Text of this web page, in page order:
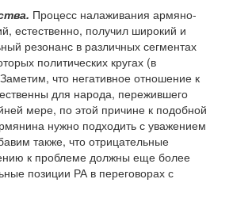
Процесс налаживания армяно-
естественно, получил широкий и
резонанс в различных сегментах
политических кругах (в
что негативное отношение к
для народа, пережившего
мере, по этой причине к подобной
нужно подходить с уважением
также, что отрицательные
к проблеме должны еще более
позиции РА в переговорах с